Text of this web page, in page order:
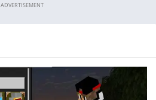
ADVERTISEMENT